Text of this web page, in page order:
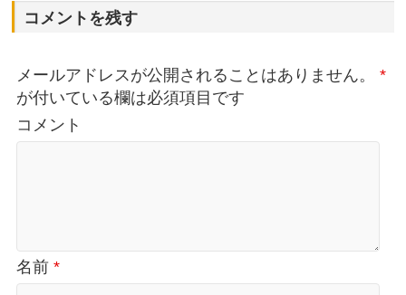
コメントを残す
メールアドレスが公開されることはありません。
*
が付いている欄は必須項目です
コメント
名前*